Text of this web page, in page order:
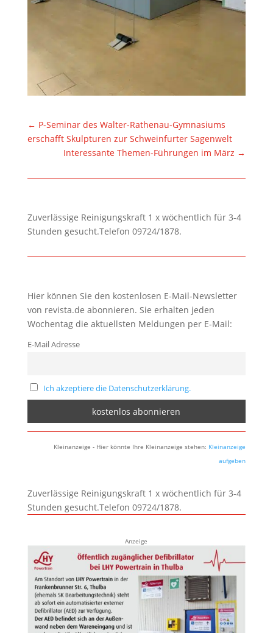
← P-Seminar des Walter-Rathenau-Gymnasiums
erschafft Skulpturen zur Schweinfurter Sagenwelt
Interessante Themen-Führungen im März →
Zuverlässige Reinigungskraft 1 x wöchentlich für 3-4
Stunden gesucht.Telefon 09724/1878.
Hier können Sie den kostenlosen E-Mail-Newsletter
von revista.de abonnieren. Sie erhalten jeden
Wochentag die aktuellsten Meldungen per E-Mail:
E-Mail Adresse
Ich akzeptiere die Datenschutzerklärung.
Kleinanzeige - Hier könnte Ihre Kleinanzeige stehen: Kleinanzeige
aufgeben
Zuverlässige Reinigungskraft 1 x wöchentlich für 3-4
Stunden gesucht.Telefon 09724/1878.
Anzeige